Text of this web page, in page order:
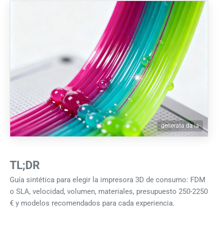
generata da ia
TL;DR
Guía sintética para elegir la impresora 3D de consumo: FDM
o SLA, velocidad, volumen, materiales, presupuesto 250-2250
€ y modelos recomendados para cada experiencia.